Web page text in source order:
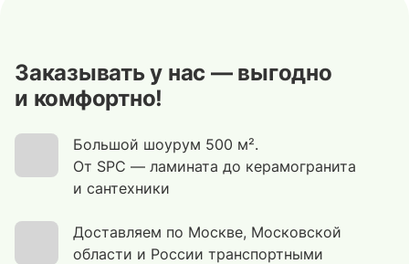
Заказывать у нас — выгодно
и комфортно!
Большой шоурум 500 м².
От SPC — ламината до керамогранита
и сантехники
Доставляем по Москве, Московской
области и России транспортными